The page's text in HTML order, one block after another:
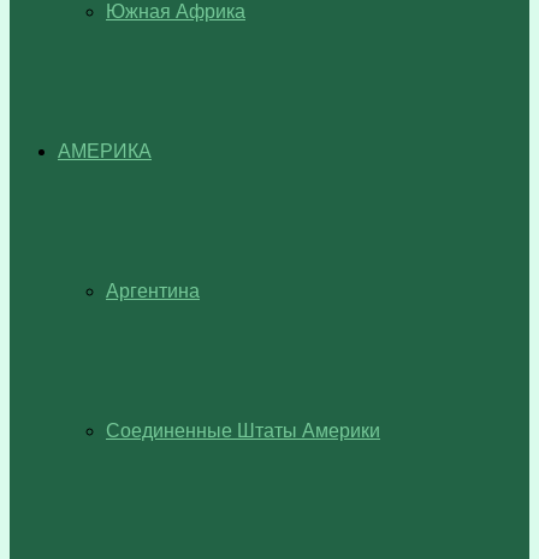
Южная Африка
АМЕРИКА
Аргентина
Соединенные Штаты Америки